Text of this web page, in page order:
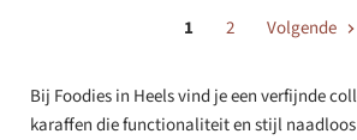
1 2 Volgende
Bij Foodies in Heels vind je een verfijnde
karaffen die functionaliteit en stijl